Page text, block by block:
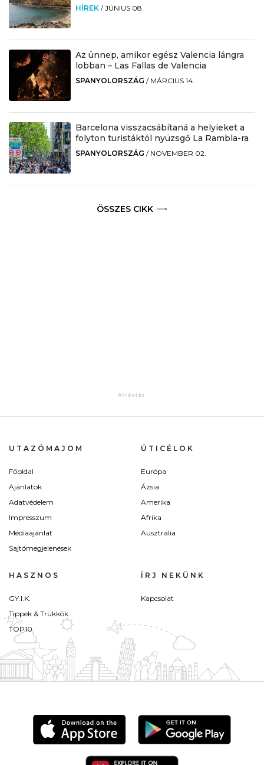
HÍREK /JÚNIUS 08.
Az ünnep, amikor egész Valencia lángra
lobban – Las Fallas de Valencia
SPANYOLORSZÁG / MÁRCIUS 14.
Barcelona visszacsábítaná a helyieket a
folyton turistáktól nyüzsgő La Rambla-ra
SPANYOLORSZÁG / NOVEMBER 02.
ÖSSZES CIKK
UTAZÓMAJOM
Főoldal
Ajánlatok
Adatvédelem
Impresszum
Médiaajánlat
Sajtómegjelenések
ÚTICÉLOK
Európa
Ázsia
Amerika
Afrika
Ausztrália
HASZNOS
GY.I.K.
Tippek & Trükkök
TOP10
ÍRJ NEKÜNK
Kapcsolat